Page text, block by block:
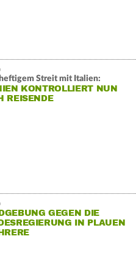
Streit mit Italien:
KONTROLLIERT NUN
REISENDE
GEGEN DIE
IN PLAUEN